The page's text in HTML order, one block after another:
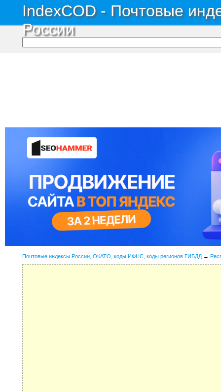
IndexCOD - Почтовые
России
Почтовые индексы России, ОКАТО, коды ИФНС, коды регионов ГИБДД →